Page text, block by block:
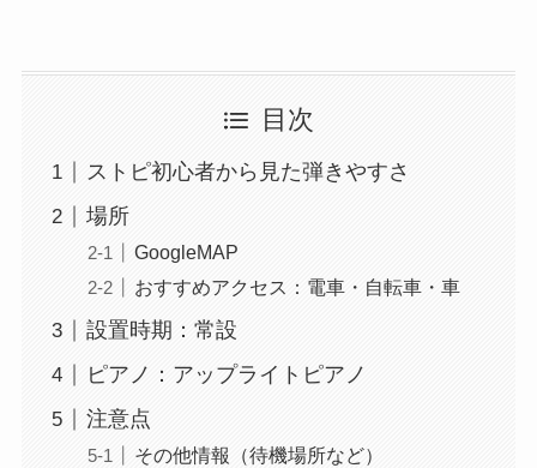
目次
ストピ初心者から見た弾きやすさ
場所
GoogleMAP
おすすめアクセス：電車・自転車・車
設置時期：常設
ピアノ：アップライトピアノ
注意点
その他情報（待機場所など）